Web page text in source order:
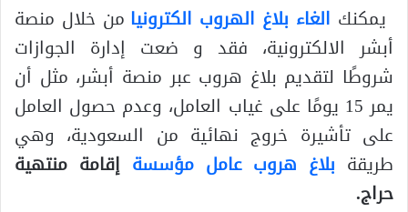
يمكنك الغاء بلاغ الهروب الكترونيا من خلال منصة
أبشر الالكترونية، فقد و ضعت إدارة الجوازات
شروطًا لتقديم بلاغ هروب عبر منصة أبشر، مثل أن
يمر 15 يومًا على غياب العامل، وعدم حصول العامل
على تأشيرة خروج نهائية من السعودية، وهي
طريقة بلاغ هروب عامل مؤسسة إقامة منتهية
حراج.